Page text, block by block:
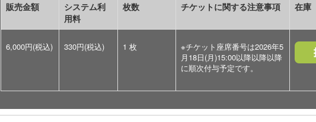
販売金額
システム利
用料
枚数 チケットに関する注意事項 在庫
6,000円(税込) 330円(税込) 1 枚
※チケット座席番号は2026年5
月18日(月)15:00以降以降以降
に順次付与予定です。